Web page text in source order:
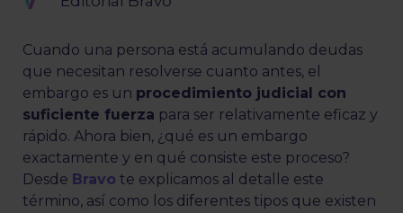
Cuando una persona está acumulando deudas
que necesitan resolverse cuanto antes, el
embargo es un procedimiento judicial con
suficiente fuerza para ser relativamente eficaz y
rápido. Ahora bien, ¿qué es un embargo
exactamente y en qué consiste este proceso?
Desde Bravo te explicamos al detalle este
término, así como los diferentes tipos que existen